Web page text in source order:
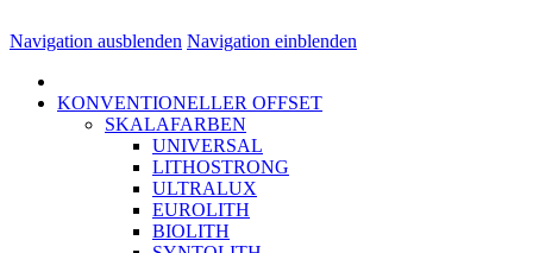
Navigation ausblenden Navigation einblenden
KONVENTIONELLER OFFSET
SKALAFARBEN
UNIVERSAL
LITHOSTRONG
ULTRALUX
EUROLITH
BIOLITH